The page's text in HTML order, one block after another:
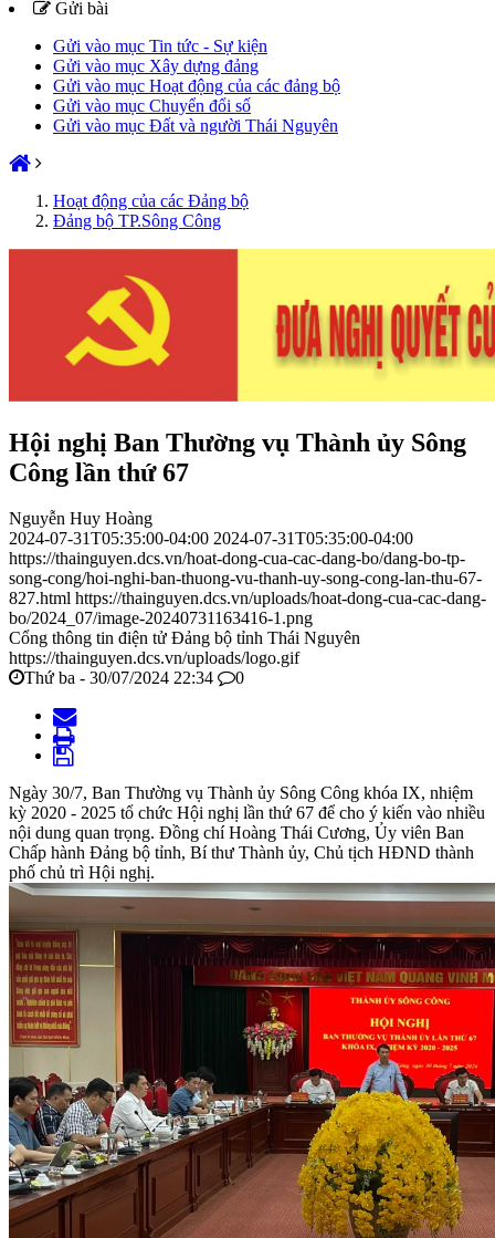
Gửi bài
Gửi vào mục Tin tức - Sự kiện
Gửi vào mục Xây dựng đảng
Gửi vào mục Hoạt động của các đảng bộ
Gửi vào mục Chuyển đổi số
Gửi vào mục Đất và người Thái Nguyên
Hoạt động của các Đảng bộ
Đảng bộ TP.Sông Công
Hội nghị Ban Thường vụ Thành ủy Sông
Công lần thứ 67
Nguyễn Huy Hoàng
2024-07-31T05:35:00-04:00 2024-07-31T05:35:00-04:00
https://thainguyen.dcs.vn/hoat-dong-cua-cac-dang-bo/dang-bo-tp-
song-cong/hoi-nghi-ban-thuong-vu-thanh-uy-song-cong-lan-thu-67-
827.html https://thainguyen.dcs.vn/uploads/hoat-dong-cua-cac-dang-
bo/2024_07/image-20240731163416-1.png
Cổng thông tin điện tử Đảng bộ tỉnh Thái Nguyên
https://thainguyen.dcs.vn/uploads/logo.gif
Thứ ba - 30/07/2024 22:34
0
Ngày 30/7, Ban Thường vụ Thành ủy Sông Công khóa IX, nhiệm
kỳ 2020 - 2025 tổ chức Hội nghị lần thứ 67 để cho ý kiến vào nhiều
nội dung quan trọng. Đồng chí Hoàng Thái Cương, Ủy viên Ban
Chấp hành Đảng bộ tỉnh, Bí thư Thành ủy, Chủ tịch HĐND thành
phố chủ trì Hội nghị.